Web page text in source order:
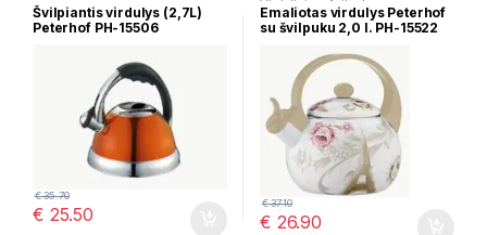
Švilpiantis virdulys (2,7L)
Peterhof PH-15506
€ 25.50
€35.70
Virduliai su švilpuku
Emaliotas virdulys Peterhof
su švilpuku 2,0 l. PH-15522
€ 26.90
€37.10